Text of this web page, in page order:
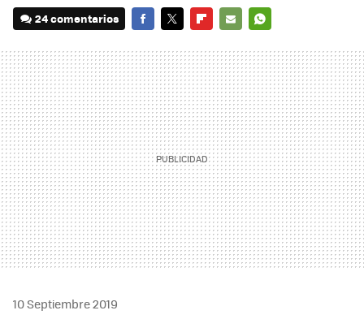
24 comentarios
MAIL
10 Septiembre 2019